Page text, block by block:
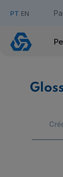
PT EN
Quero ser
Glossário
de